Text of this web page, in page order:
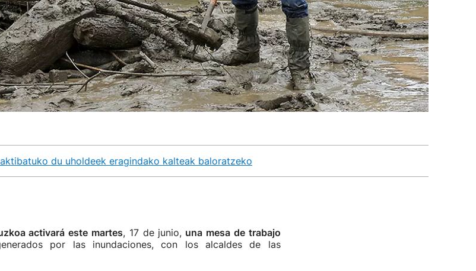
du uholdeek eragindako kalteak baloratzeko
activará este martes, 17 de junio, una mesa de trabajo
por las inundaciones, con los alcaldes de las